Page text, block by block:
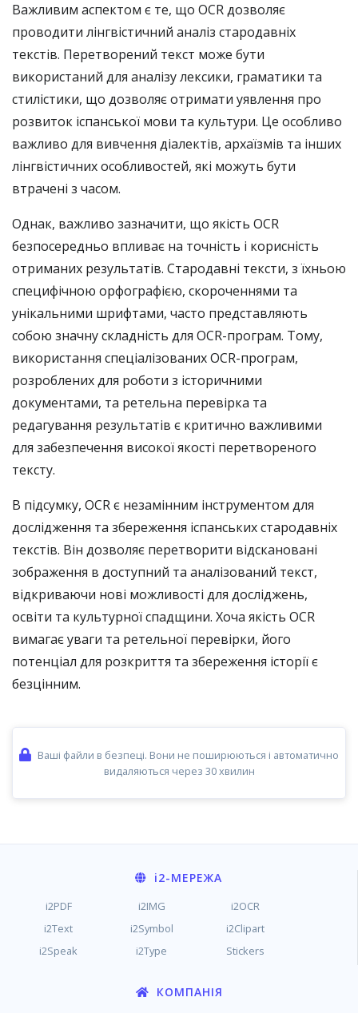
Важливим аспектом є те, що OCR дозволяє
проводити лінгвістичний аналіз стародавніх
текстів. Перетворений текст може бути
використаний для аналізу лексики, граматики та
стилістики, що дозволяє отримати уявлення про
розвиток іспанської мови та культури. Це особливо
важливо для вивчення діалектів, архаїзмів та інших
лінгвістичних особливостей, які можуть бути
втрачені з часом.
Однак, важливо зазначити, що якість OCR
безпосередньо впливає на точність і корисність
отриманих результатів. Стародавні тексти, з їхньою
специфічною орфографією, скороченнями та
унікальними шрифтами, часто представляють
собою значну складність для OCR-програм. Тому,
використання спеціалізованих OCR-програм,
розроблених для роботи з історичними
документами, та ретельна перевірка та
редагування результатів є критично важливими
для забезпечення високої якості перетвореного
тексту.
В підсумку, OCR є незамінним інструментом для
дослідження та збереження іспанських стародавніх
текстів. Він дозволяє перетворити відскановані
зображення в доступний та аналізований текст,
відкриваючи нові можливості для досліджень,
освіти та культурної спадщини. Хоча якість OCR
вимагає уваги та ретельної перевірки, його
потенціал для розкриття та збереження історії є
безцінним.
Ваші файли в безпеці. Вони не поширюються і автоматично
видаляються через 30 хвилин
i2-МЕРЕЖА
i2PDF i2IMG
i2OCR
i2Text
i2Symbol
i2Clipart
i2Speak
i2Type Stickers
КОМПАНІЯ